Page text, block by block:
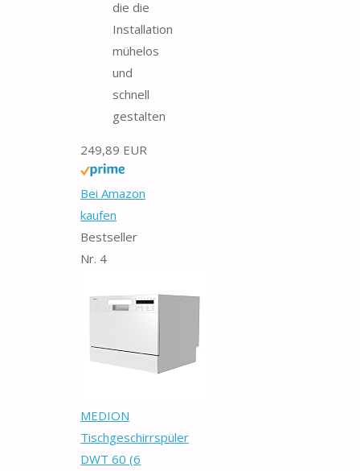
die die
Installation
mühelos
und
schnell
gestalten
249,89 EUR
Bei Amazon
kaufen
Bestseller
Nr. 4
MEDION
Tischgeschirrspüler
DWT 60 (6